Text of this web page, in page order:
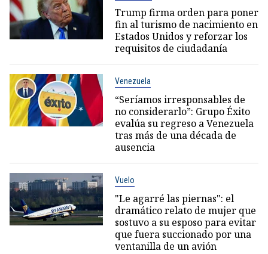
Trump firma orden para poner
fin al turismo de nacimiento en
Estados Unidos y reforzar los
requisitos de ciudadanía
Venezuela
“Seríamos irresponsables de
no considerarlo”: Grupo Éxito
evalúa su regreso a Venezuela
tras más de una década de
ausencia
Vuelo
"Le agarré las piernas": el
dramático relato de mujer que
sostuvo a su esposo para evitar
que fuera succionado por una
ventanilla de un avión